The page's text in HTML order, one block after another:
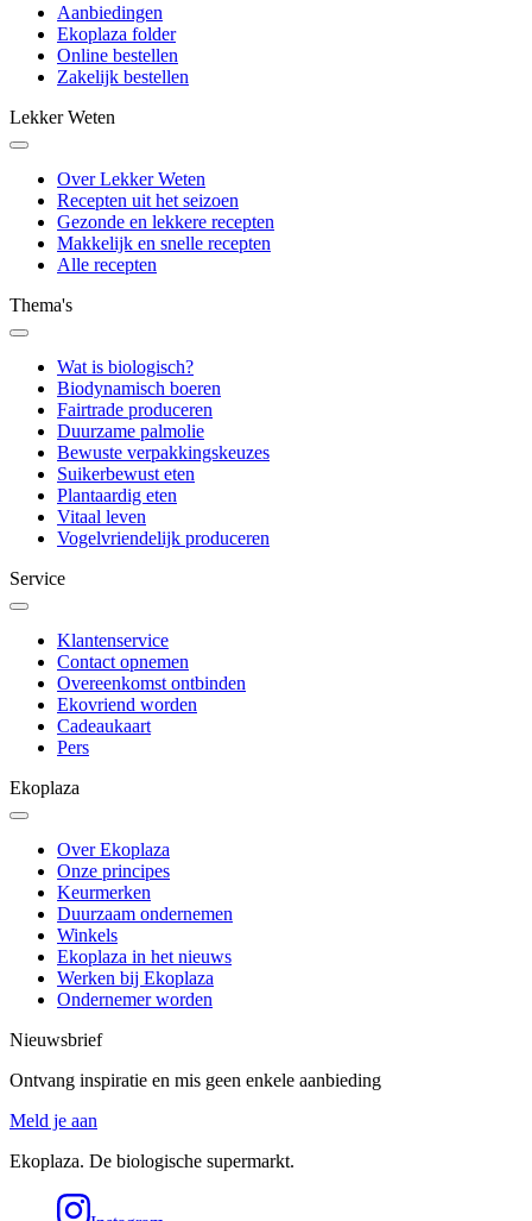
Aanbiedingen
Ekoplaza folder
Online bestellen
Zakelijk bestellen
Lekker Weten
Over Lekker Weten
Recepten uit het seizoen
Gezonde en lekkere recepten
Makkelijk en snelle recepten
Alle recepten
Thema's
Wat is biologisch?
Biodynamisch boeren
Fairtrade produceren
Duurzame palmolie
Bewuste verpakkingskeuzes
Suikerbewust eten
Plantaardig eten
Vitaal leven
Vogelvriendelijk produceren
Service
Klantenservice
Contact opnemen
Overeenkomst ontbinden
Ekovriend worden
Cadeaukaart
Pers
Ekoplaza
Over Ekoplaza
Onze principes
Keurmerken
Duurzaam ondernemen
Winkels
Ekoplaza in het nieuws
Werken bij Ekoplaza
Ondernemer worden
Nieuwsbrief
Ontvang inspiratie en mis geen enkele aanbieding
Meld je aan
Ekoplaza. De biologische supermarkt.